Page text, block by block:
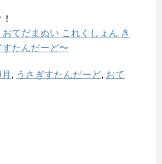
てだまぬい これくしょん き
たんだーど〜
, うさぎすたんだーど, おて